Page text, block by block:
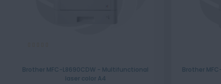
Brother MFC-L8690CDW - Multifunctional
laser color A4
Brother